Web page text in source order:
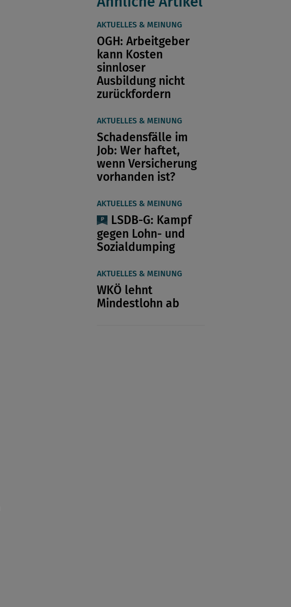
AKTUELLES & MEINUNG
OGH: Arbeitgeber
kann Kosten
sinnloser
Ausbildung nicht
zurückfordern
AKTUELLES & MEINUNG
Schadensfälle im
Job: Wer haftet,
wenn Versicherung
vorhanden ist?
AKTUELLES & MEINUNG
LSDB-G: Kampf
gegen Lohn- und
Sozialdumping
AKTUELLES & MEINUNG
WKÖ lehnt
Mindestlohn ab